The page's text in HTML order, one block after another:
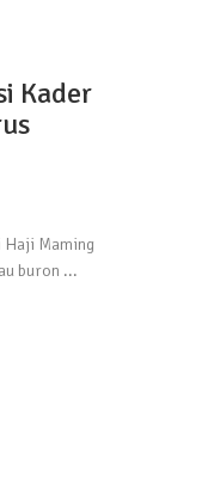
Kader
Haji Maming
buron ...